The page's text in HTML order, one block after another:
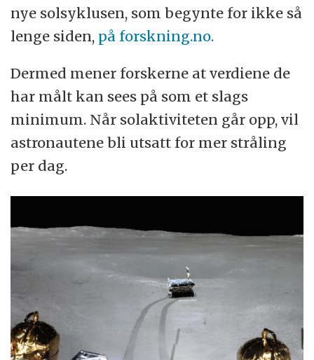
nye solsyklusen, som begynte for ikke så
lenge siden, på forskning.no.
Dermed mener forskerne at verdiene de
har målt kan sees på som et slags
minimum. Når solaktiviteten går opp, vil
astronautene bli utsatt for mer stråling
per dag.